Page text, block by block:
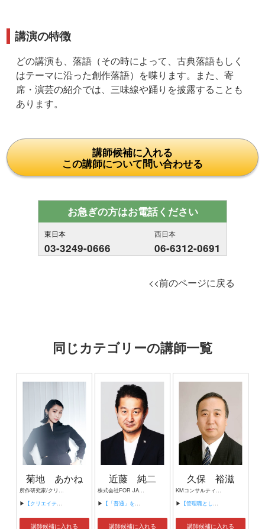
講演の特徴
どの講演も、落語（その時によって、古典落語もしく
はテーマに沿った創作落語）を喋ります。また、寄
席・演芸の紹介では、三味線や踊りを披露することも
あります。
講師候補に入れる
この講師について問い合わせる
お急ぎの方はお電話ください
東日本
03-3249-0666
西日本
06-6312-0691
<<前のページに戻る
同じカテゴリーの講師一覧
菊地 あかね
所作研究家/クリエイティブディレクター/コミュニケーションデザイナー/エクスペリエンスディレクター
▶ 【クリエイティブ×新しい働き方～仙台から発信するIT・コンテンツ産業の未来～】
講師候補に入れる
近藤 純二
株式会社FOR JAPAN代表取締役 音楽プロデューサー・専門学校講師・元avexプロデューサー 奇跡の生還から復活したレジリエンス実践者 組織マネジメント・人材育成の実務家
▶ 【「普通」を目指した少年が、いつしか限界を超えていた〜10年に一人の奇跡から学んだ、人生を変える努力の真髄〜】
講師候補に入れる
久保 裕滋
KMコンサルティング株式会社 代表取締役社長 久保経営労務管理事務所所長（社会保険労務士） 同志社大学社外講師 日本医師会医療勤務環境評価センターサーベイヤー 中小企業診断士
▶ 【管理職としての部下指導とハラスメント対策】
講師候補に入れる